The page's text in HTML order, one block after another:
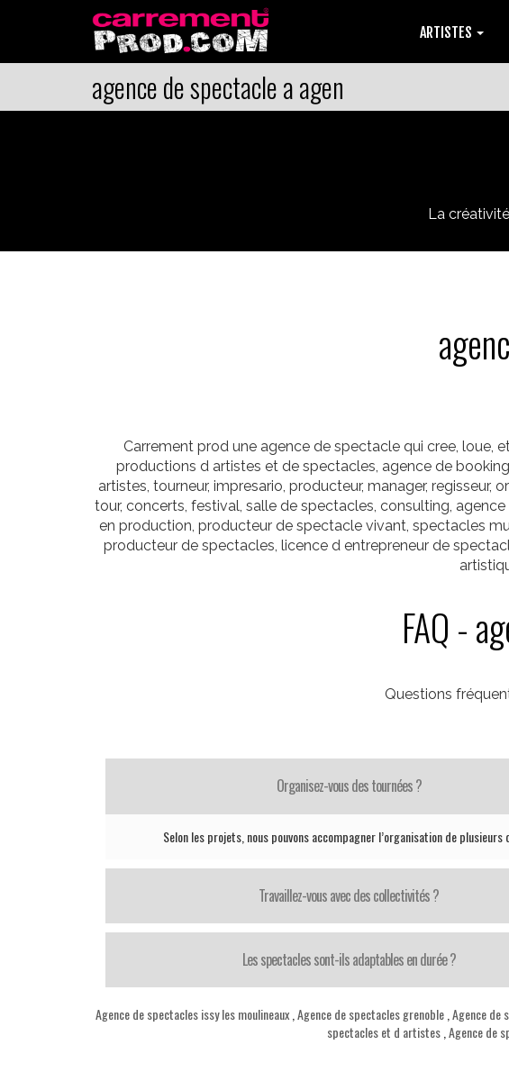
ARTISTES
agence de spectacle a agen
La
Carrement prod une agence de spectacle qui cree, loue,
productions d artistes et de spectacles, agence de
artistes, tourneur, impresario, producteur, manager,
tour, concerts, festival, salle de spectacles, consulting,
en production, producteur de spectacle vivant, spectacles
producteur de spectacles, licence d entrepreneur de
FAQ -
Questions
Organisez-vous des tournées ?
Selon les projets, nous pouvons accompagner l’organisation de plusieurs
Travaillez-vous avec des collectivités ?
Les spectacles sont-ils adaptables en durée ?
Agence de spectacles issy les moulineaux Agence de spectacles grenoble Agence de
spectacles et d artistes, Agence de